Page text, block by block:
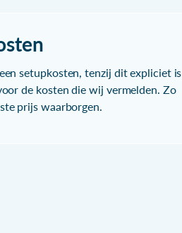
setupkosten, tenzij dit expliciet is
de kosten die wij vermelden. Zo
prijs waarborgen.